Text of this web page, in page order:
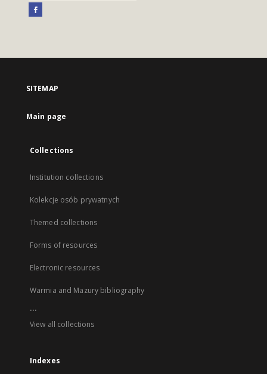
SITEMAP
Main page
Collections
Institution collections
Kolekcje osób prywatnych
Themed collections
Forms of resources
Electronic resources
Warmia and Mazury bibliography
...
View all collections
Indexes